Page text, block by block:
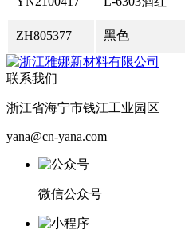
ZH805377 黑色
联系我们
浙江省海宁市钱江工业园区
yana@cn-yana.com
微信公众号